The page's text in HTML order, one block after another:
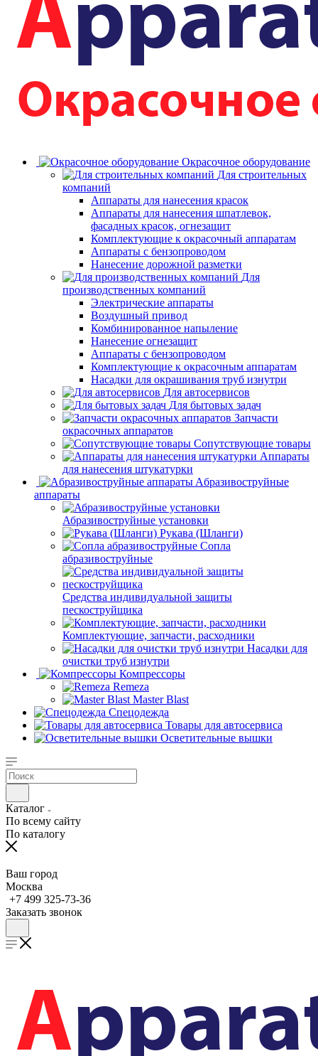
Окрасочное оборудование
Для строительных
компаний
Аппараты для нанесения красок
Аппараты для нанесения шпатлевок,
фасадных красок, огнезащит
Комплектующие к окрасочный аппаратам
Аппараты с бензопроводом
Нанесение дорожной разметки
Для
производственных компаний
Электрические аппараты
Воздушный привод
Комбинированное напыление
Нанесение огнезащит
Аппараты с бензопроводом
Комплектующие к окрасочным аппаратам
Насадки для окрашивания труб изнутри
Для автосервисов
Для бытовых задач
Запчасти
окрасочных аппаратов
Сопутствующие товары
Аппараты
для нанесения штукатурки
Aбразивоструйные
аппараты
Абразивоструйные установки
Рукава (Шланги)
Сопла
абразивоструйные
Средства индивидуальной защиты
пескоструйщика
Комплектующие, запчасти, расходники
Насадки для
очистки труб изнутри
Компрессоры
Remeza
Master Blast
Спецодежда
Товары для автосервиса
Осветительные вышки
Каталог
По всему сайту
По каталогу
Ваш город
Москва
+7 499 325-73-36
Заказать звонок